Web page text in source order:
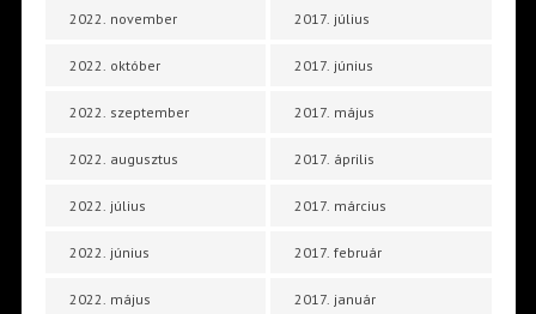
2022. november
2022. október
2022. szeptember
2022. augusztus
2022. július
2022. június
2022. május
2017. július
2017. június
2017. május
2017. április
2017. március
2017. február
2017. január